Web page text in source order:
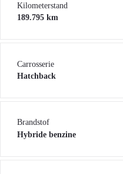
Kilometerstand
189.795 km
Carrosserie
Hatchback
Brandstof
Hybride benzine